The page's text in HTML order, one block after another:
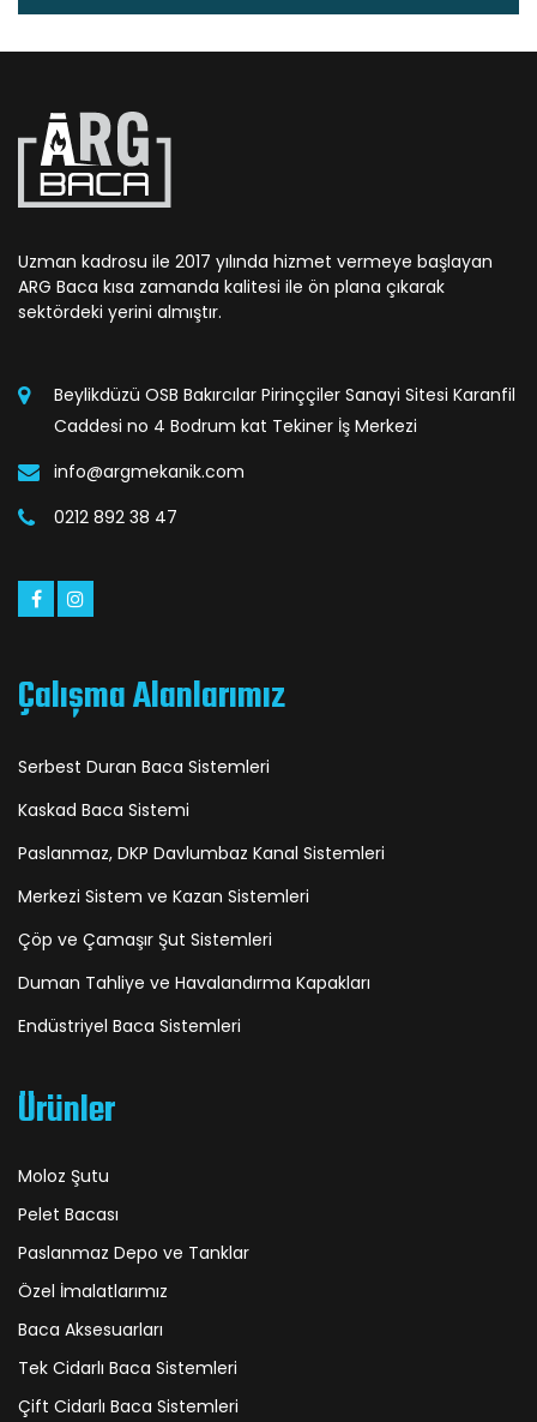
Uzman kadrosu ile 2017 yılında hizmet vermeye başlayan
ARG Baca kısa zamanda kalitesi ile ön plana çıkarak
sektördeki yerini almıştır.
Beylikdüzü OSB Bakırcılar Pirinççiler Sanayi Sitesi Karanfil
Caddesi no 4 Bodrum kat Tekiner İş Merkezi
info@argmekanik.com
0212 892 38 47
Çalışma Alanlarımız
Serbest Duran Baca Sistemleri
Kaskad Baca Sistemi
Paslanmaz, DKP Davlumbaz Kanal Sistemleri
Merkezi Sistem ve Kazan Sistemleri
Çöp ve Çamaşır Şut Sistemleri
Duman Tahliye ve Havalandırma Kapakları
Endüstriyel Baca Sistemleri
Ürünler
Moloz Şutu
Pelet Bacası
Paslanmaz Depo ve Tanklar
Özel İmalatlarımız
Baca Aksesuarları
Tek Cidarlı Baca Sistemleri
Çift Cidarlı Baca Sistemleri